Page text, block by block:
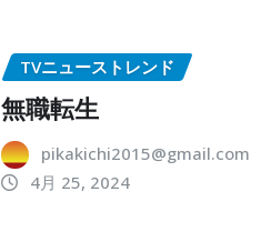
TVニューストレンド
無職転生
pikakichi2015@gmail.com
4月 25, 2024